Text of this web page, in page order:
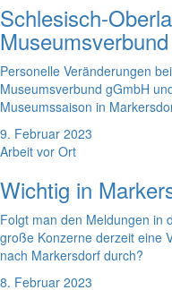
Schlesisch-
Personelle Veränderungen
Museumsverbund gGmbH
Museumssaison in
9. Februar 2023
Arbeit vor Ort
Wichtig in
Folgt man den Meldungen in
große Konzerne derzeit eine
nach Markersdorf durch?
8. Februar 2023